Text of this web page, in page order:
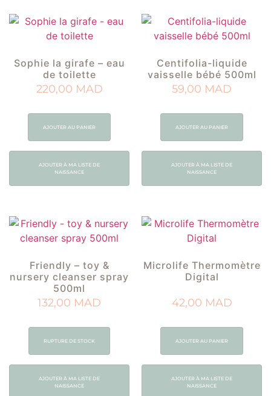
Sophie la girafe – eau
de toilette
220,00 MAD
AJOUTER AU PANIER
AJOUTER À MA LISTE DE
NAISSANCE
Centifolia-liquide
vaisselle bébé 500ml
59,00 MAD
AJOUTER AU PANIER
AJOUTER À MA LISTE DE
NAISSANCE
Friendly – toy &
nursery cleanser spray
500ml
132,00 MAD
RUPTURE DE STOCK
AJOUTER À MA LISTE DE
NAISSANCE
Microlife Thermomètre
Digital
42,00 MAD
AJOUTER AU PANIER
AJOUTER À MA LISTE DE
NAISSANCE